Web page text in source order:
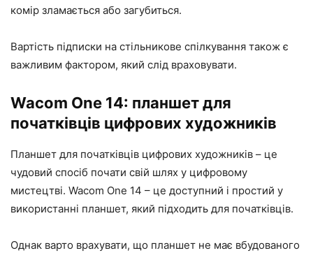
комір зламається або загубиться.
Вартість підписки на стільникове спілкування також є
важливим фактором, який слід враховувати.
Wacom One 14: планшет для
початківців цифрових художників
Планшет для початківців цифрових художників – це
чудовий спосіб почати свій шлях у цифровому
мистецтві. Wacom One 14 – це доступний і простий у
використанні планшет, який підходить для початківців.
Однак варто врахувати, що планшет не має вбудованого